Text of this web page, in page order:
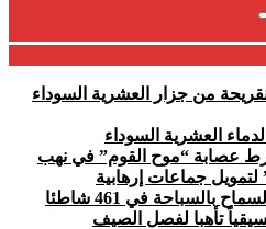
من جزار العشرية السوداء
العشرية السوداء
عصابة “موح القوم” في نهب
جماعات إرهابية
بالسباحة في 461 شاطئا
تأهبا لفصل الصيف